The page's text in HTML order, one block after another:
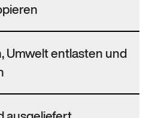
Umwelt entlasten und